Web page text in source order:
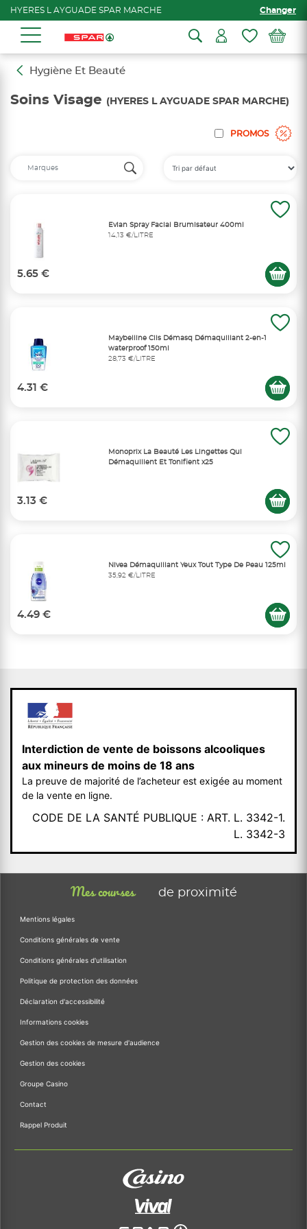
HYERES L AYGUADE SPAR MARCHE Changer
Hygiène Et Beauté
Soins Visage (HYERES L AYGUADE SPAR MARCHE)
PROMOS
Evian Spray Facial Brumisateur 400ml
14,13 €/LITRE
5.65 €
Maybelline Cils Démasq Démaquillant 2-en-1
waterproof 150ml
28,73 €/LITRE
4.31 €
Monoprix La Beauté Les Lingettes Qui
Démaquillent Et Tonifient x25
3.13 €
Nivea Démaquillant Yeux Tout Type De Peau 125ml
35,92 €/LITRE
4.49 €
Interdiction de vente de boissons alcooliques
aux mineurs de moins de 18 ans
La preuve de majorité de l’acheteur est exigée au moment
de la vente en ligne.
CODE DE LA SANTÉ PUBLIQUE : ART. L. 3342-1.
L. 3342-3
Mes courses de proximité
Mentions légales
Conditions générales de vente
Conditions générales d'utilisation
Politique de protection des données
Déclaration d'accessibilité
Informations cookies
Gestion des cookies de mesure d'audience
Gestion des cookies
Groupe Casino
Contact
Rappel Produit